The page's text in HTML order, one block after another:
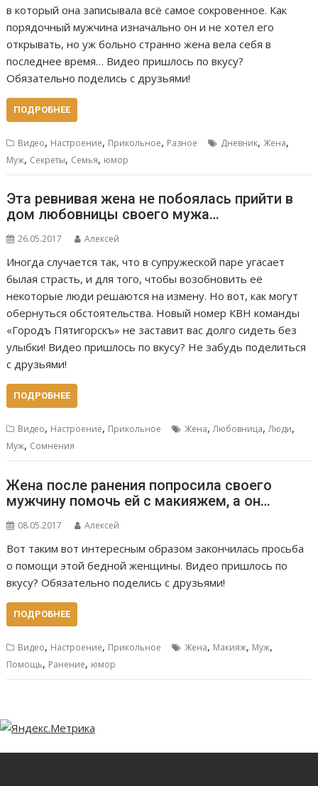
в который она записывала всё самое сокровенное. Как
порядочный мужчина изначально он и не хотел его
открывать, но уж больно странно жена вела себя в
последнее время… Видео пришлось по вкусу?
Обязательно поделись с друзьями!
ПОДРОБНЕЕ
Видео, Настроение, Прикольное, Разное Дневник, Жена,
Муж, Секреты, Семья, юмор
Эта ревнивая жена не побоялась прийти в
дом любовницы своего мужа…
26.05.2017 Алексей
Иногда случается так, что в супружеской паре угасает
былая страсть, и для того, чтобы возобновить её
некоторые люди решаются на измену. Но вот, как могут
обернуться обстоятельства. Новый номер КВН команды
«Городъ Пятигорскъ» не заставит вас долго сидеть без
улыбки! Видео пришлось по вкусу? Не забудь поделиться
с друзьями!
ПОДРОБНЕЕ
Видео, Настроение, Прикольное Жена,Любовница,Люди,
Муж, Сомнения
Жена после ранения попросила своего
мужчину помочь ей с макияжем, а он…
08.05.2017 Алексей
Вот таким вот интересным образом закончилась просьба
о помощи этой бедной женщины. Видео пришлось по
вкусу? Обязательно поделись с друзьями!
ПОДРОБНЕЕ
Видео, Настроение, Прикольное Жена, Макияж, Муж,
Помощь, Ранение, юмор